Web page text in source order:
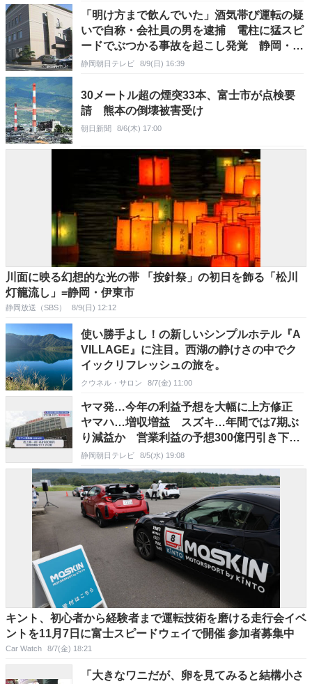
「明け方まで飲んでいた」酒気帯び運転の疑
いで自称・会社員の男を逮捕 電柱に猛スピ
ードでぶつかる事故を起こし発覚 静岡・富
士宮市
静岡朝日テレビ 8/9(日) 16:39
30メートル超の煙突33本、富士市が点検要
請 熊本の倒壊被害受け
朝日新聞 8/6(木) 17:00
川面に映る幻想的な光の帯 「按針祭」の初日を飾る「松川
灯籠流し」=静岡・伊東市
静岡放送（SBS） 8/9(日) 12:12
使い勝手よし！の新しいシンプルホテル『A
VILLAGE』に注目。西湖の静けさの中でク
イックリフレッシュの旅を。
クウネル・サロン 8/7(金) 11:00
ヤマ発…今年の利益予想を大幅に上方修正
ヤマハ…増収増益 スズキ…年間では7期ぶ
り減益か 営業利益の予想300億円引き下
げ
静岡朝日テレビ 8/5(水) 19:08
キント、初心者から経験者まで運転技術を磨ける走行会イベ
ントを11月7日に富士スピードウェイで開催 参加者募集中
Car Watch 8/7(金) 18:21
「大きなワニだが、卵を見てみると結構小さ